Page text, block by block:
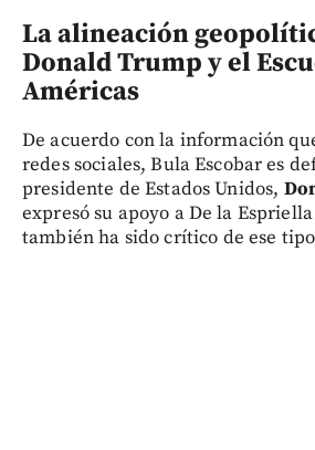
La alineación
Donald Trump y el
Américas
De acuerdo con la información
redes sociales, Bula Escobar es
presidente de Estados Unidos,
expresó su apoyo a De la
también ha sido crítico de ese